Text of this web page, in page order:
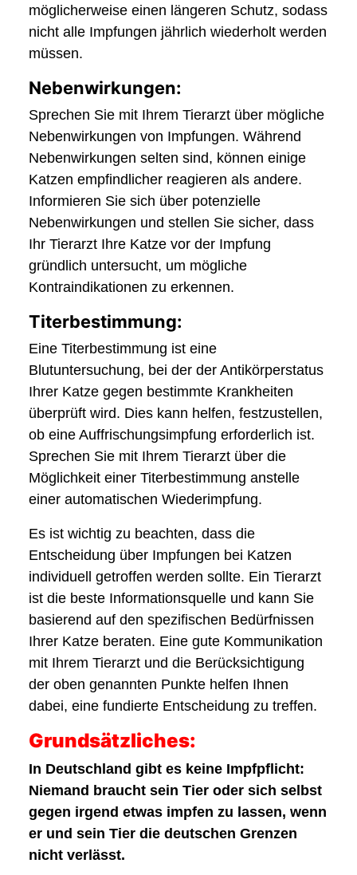
möglicherweise einen längeren Schutz, sodass
nicht alle Impfungen jährlich wiederholt werden
müssen.
Nebenwirkungen:
Sprechen Sie mit Ihrem Tierarzt über mögliche
Nebenwirkungen von Impfungen. Während
Nebenwirkungen selten sind, können einige
Katzen empfindlicher reagieren als andere.
Informieren Sie sich über potenzielle
Nebenwirkungen und stellen Sie sicher, dass
Ihr Tierarzt Ihre Katze vor der Impfung
gründlich untersucht, um mögliche
Kontraindikationen zu erkennen.
Titerbestimmung:
Eine Titerbestimmung ist eine
Blutuntersuchung, bei der der Antikörperstatus
Ihrer Katze gegen bestimmte Krankheiten
überprüft wird. Dies kann helfen, festzustellen,
ob eine Auffrischungsimpfung erforderlich ist.
Sprechen Sie mit Ihrem Tierarzt über die
Möglichkeit einer Titerbestimmung anstelle
einer automatischen Wiederimpfung.
Es ist wichtig zu beachten, dass die
Entscheidung über Impfungen bei Katzen
individuell getroffen werden sollte. Ein Tierarzt
ist die beste Informationsquelle und kann Sie
basierend auf den spezifischen Bedürfnissen
Ihrer Katze beraten. Eine gute Kommunikation
mit Ihrem Tierarzt und die Berücksichtigung
der oben genannten Punkte helfen Ihnen
dabei, eine fundierte Entscheidung zu treffen.
Grundsätzliches:
In Deutschland gibt es keine Impfpflicht:
Niemand braucht sein Tier oder sich selbst
gegen irgend etwas impfen zu lassen, wenn
er und sein Tier die deutschen Grenzen
nicht verlässt.